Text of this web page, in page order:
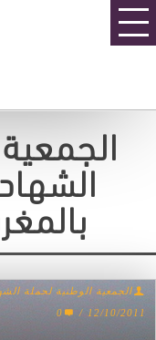
الجمعية الوطنية لحملة
12/10/2011
/
0